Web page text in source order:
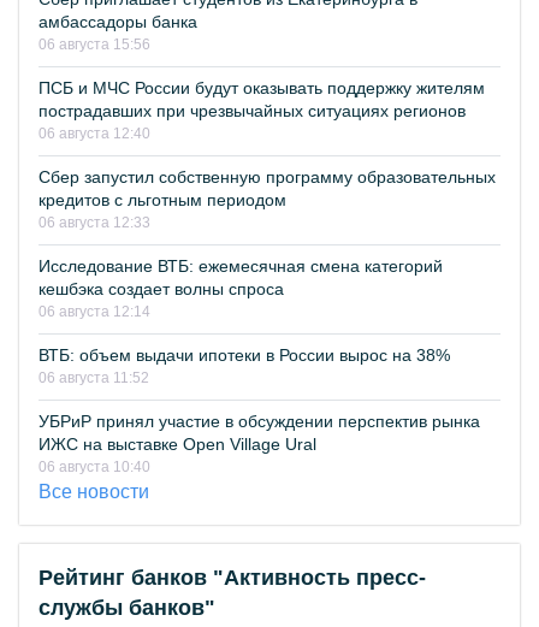
амбассадоры банка
06 августа 15:56
ПСБ и МЧС России будут оказывать поддержку жителям
пострадавших при чрезвычайных ситуациях регионов
06 августа 12:40
Сбер запустил собственную программу образовательных
кредитов с льготным периодом
06 августа 12:33
Исследование ВТБ: ежемесячная смена категорий
кешбэка создает волны спроса
06 августа 12:14
ВТБ: объем выдачи ипотеки в России вырос на 38%
06 августа 11:52
УБРиР принял участие в обсуждении перспектив рынка
ИЖС на выставке Open Village Ural
06 августа 10:40
Все новости
Рейтинг банков "Активность пресс-
службы банков"